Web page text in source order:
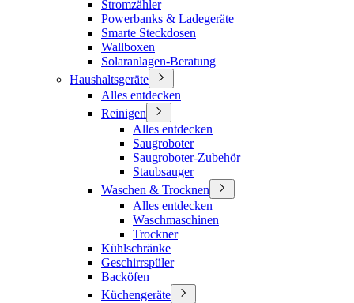
Stromzähler
Powerbanks & Ladegeräte
Smarte Steckdosen
Wallboxen
Solaranlagen-Beratung
Haushaltsgeräte
Alles entdecken
Reinigen
Alles entdecken
Saugroboter
Saugroboter-Zubehör
Staubsauger
Waschen & Trocknen
Alles entdecken
Waschmaschinen
Trockner
Kühlschränke
Geschirrspüler
Backöfen
Küchengeräte